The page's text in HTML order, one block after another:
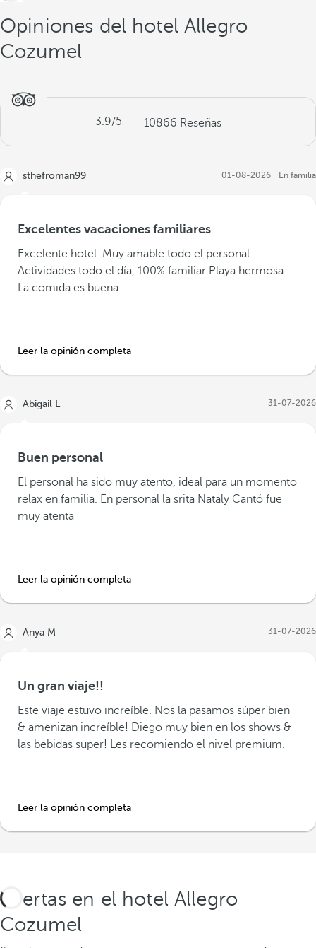
Opiniones del hotel Allegro
Cozumel
3.9/5 10866 Reseñas
sthefroman99 01-08-2026 En familia
Excelentes vacaciones familiares
Excelente hotel. Muy amable todo el personal
Actividades todo el día, 100% familiar Playa hermosa.
La comida es buena
Leer la opinión completa
Abigail L 31-07-2026
Buen personal
El personal ha sido muy atento, ideal para un momento
relax en familia. En personal la srita Nataly Cantó fue
muy atenta
Leer la opinión completa
Anya M 31-07-2026
Un gran viaje!!
Este viaje estuvo increíble. Nos la pasamos súper bien
& amenizan increíble! Diego muy bien en los shows &
las bebidas super! Les recomiendo el nivel premium.
Leer la opinión completa
Ofertas en el hotel Allegro
Cozumel